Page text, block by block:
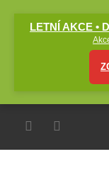
LETNÍ AKCE •